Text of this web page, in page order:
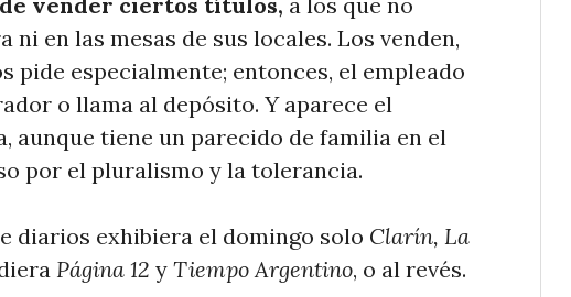
ni en las mesas de sus locales. Los venden,
pide especialmente; entonces, el empleado
o llama al depósito. Y aparece el
aunque tiene un parecido de familia en el
por el pluralismo y la tolerancia.
diarios exhibiera el domingo solo Clarín, La
Página 12 y Tiempo Argentino, o al revés.